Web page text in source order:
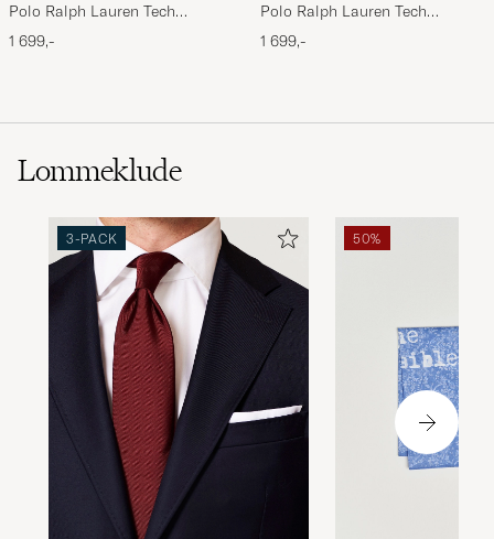
Polo Ralph Lauren Tech
Performance Full Zip Black
1 699,-
Polo Ralph Lauren Tech
Performance Full Zip Navy
1 699,-
Lommeklude
3-PACK 50%